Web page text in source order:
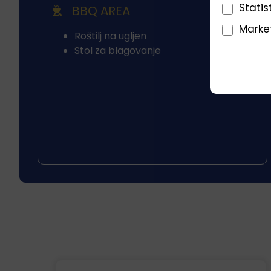
BBQ AREA
Roštilj na ugljen
Stol za blagovanje